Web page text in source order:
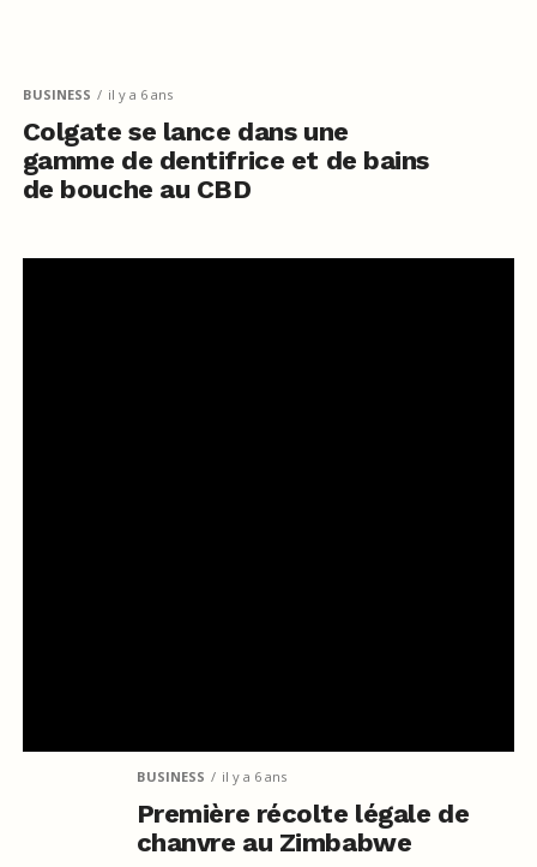
BUSINESS il y a 6 ans
Colgate se lance dans une
gamme de dentifrice et de bains
de bouche au CBD
BUSINESS il y a 6 ans
Première récolte légale de
chanvre au Zimbabwe